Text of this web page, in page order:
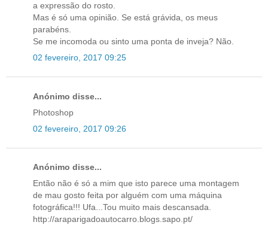
a expressão do rosto.
Mas é só uma opinião. Se está grávida, os meus
parabéns.
Se me incomoda ou sinto uma ponta de inveja? Não.
02 fevereiro, 2017 09:25
Anónimo disse...
Photoshop
02 fevereiro, 2017 09:26
Anónimo disse...
Então não é só a mim que isto parece uma montagem
de mau gosto feita por alguém com uma máquina
fotográfica!!! Ufa...Tou muito mais descansada.
http://araparigadoautocarro.blogs.sapo.pt/